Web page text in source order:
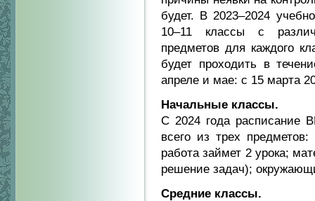
будет. В 2023–2024
10–11 классы с
предметов для каждого
будет проходить в
апреле и мае: с 15 марта
Начальные классы.
С 2024 года расписание
всего из трех
работа займет 2 урока;
решение задач);
Средние классы.